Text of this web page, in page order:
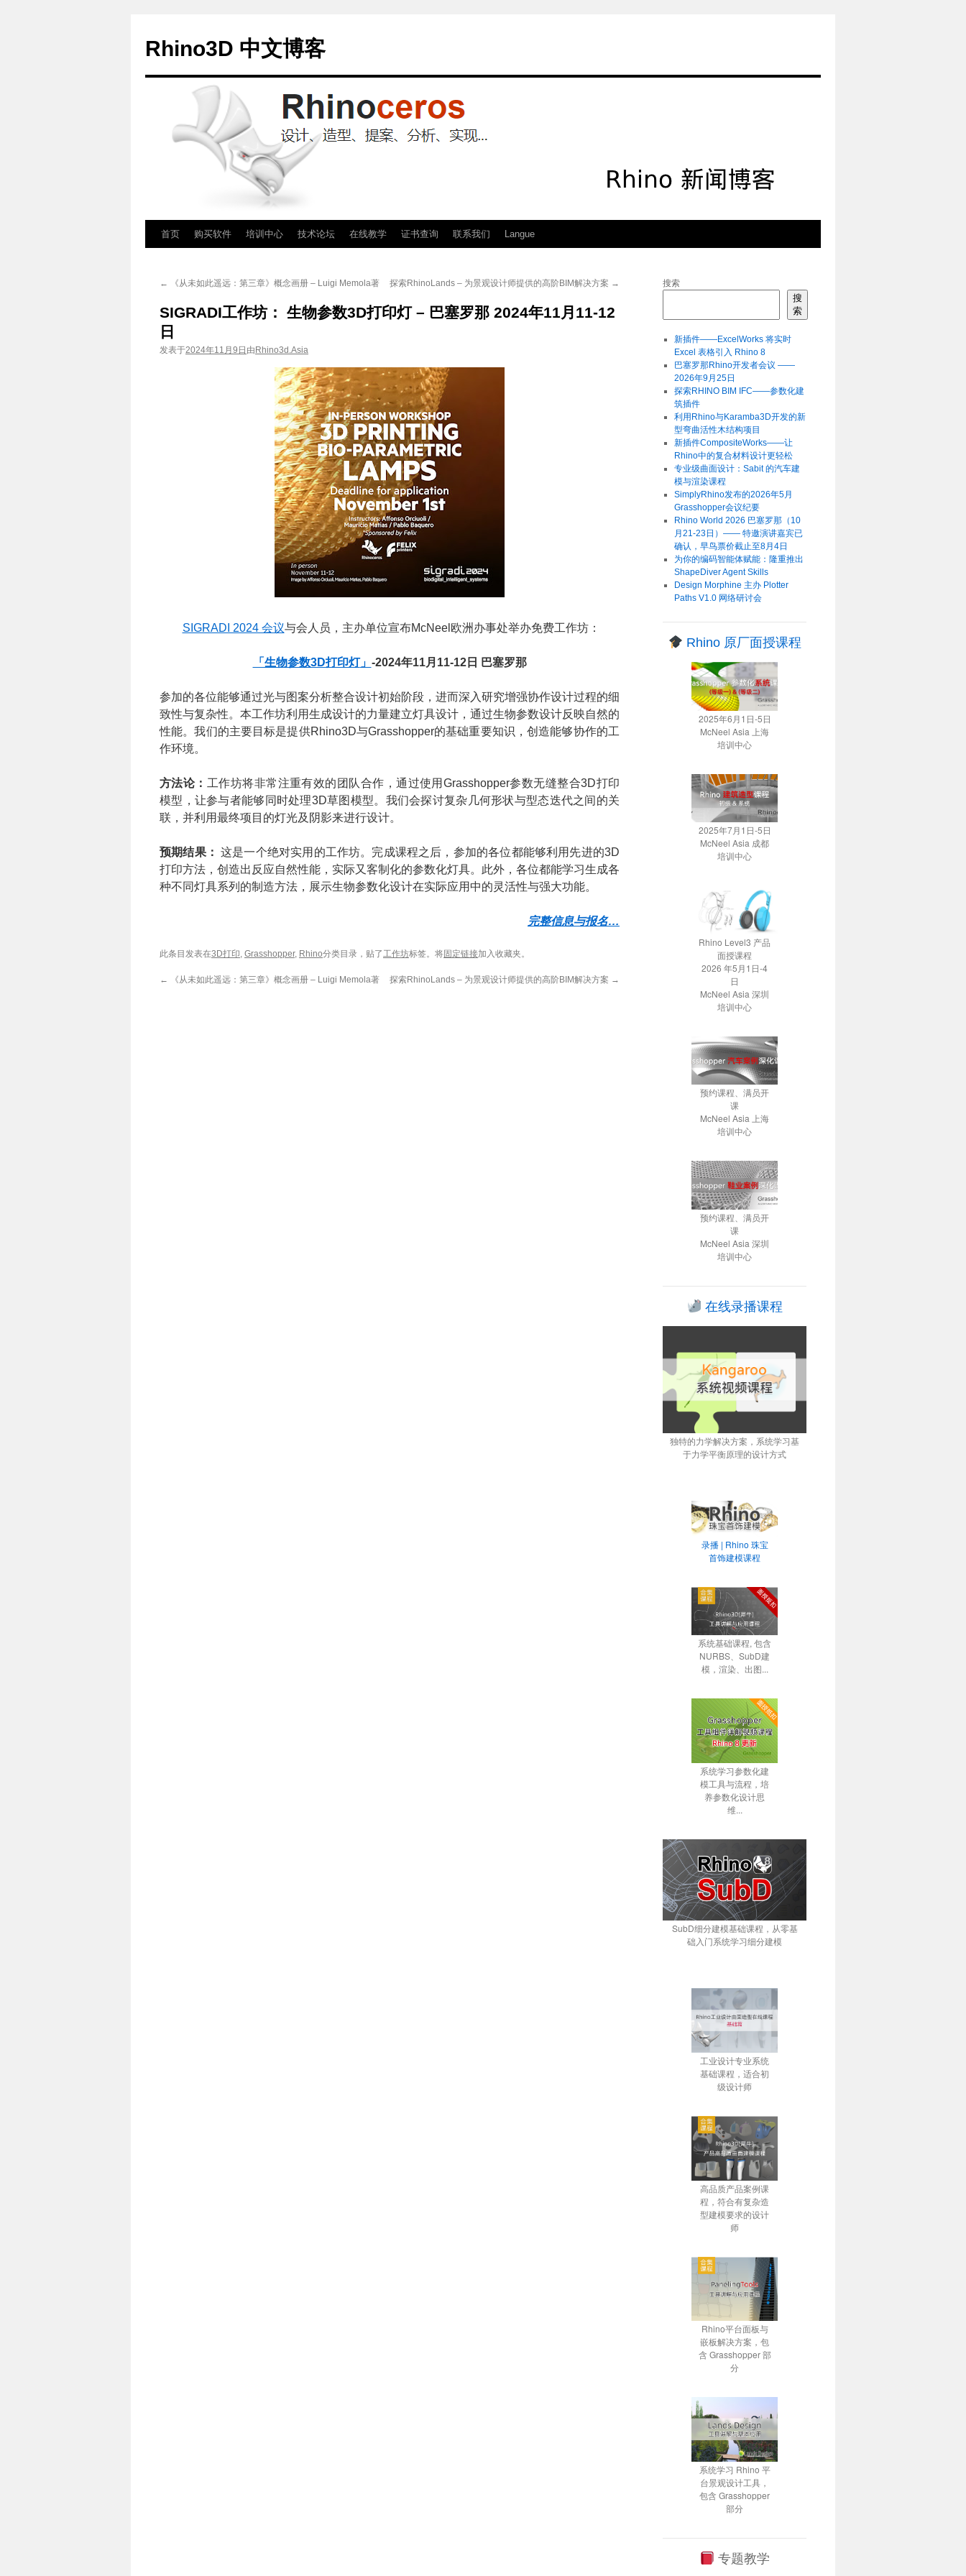
Rhino3D 中文博客
文
首页 购买软件 培训中心 技术论坛 在线教学 证书查询 联系我们 Langue
← 《从未如此遥远：第三章》概念画册 – Luigi Memola著 探索RhinoLands – 为景观设计师提供的高阶BIM解决方案 →
SIGRADI工作坊： 生物参数3D打印灯 – 巴塞罗那 2024年11月11-12
日
发表于2024年11月9日 由 Rhino3d.Asia
SIGRADI 2024 会议与会人员，主办单位宣布McNeel欧洲办事处举办免费工作坊：
「生物参数3D打印灯」 -2024年11月11-12日 巴塞罗那
参加的各位能够通过光与图案分析整合设计初始阶段，进而深入研究增强协作设计过程的细
致性与复杂性。本工作坊利用生成设计的力量建立灯具设计，通过生物参数设计反映自然的
性能。我们的主要目标是提供Rhino3D与Grasshopper的基础重要知识，创造能够协作的工
作环境。
方法论： 工作坊将非常注重有效的团队合作，通过使用Grasshopper参数无缝整合3D打印
模型，让参与者能够同时处理3D草图模型。我们会探讨复杂几何形状与型态迭代之间的关
联，并利用最终项目的灯光及阴影来进行设计。
预期结果： 这是一个绝对实用的工作坊。完成课程之后，参加的各位都能够利用先进的3D
打印方法，创造出反应自然性能，实际又客制化的参数化灯具。此外，各位都能学习生成各
种不同灯具系列的制造方法，展示生物参数化设计在实际应用中的灵活性与强大功能。
完整信息与报名…
此条目发表在3D打印, Grasshopper, Rhino分类目录，贴了工作坊标签。将固定链接加入收藏夹。
← 《从未如此遥远：第三章》概念画册 – Luigi Memola著 探索RhinoLands – 为景观设计师提供的高阶BIM解决方案 →
搜索
搜
索
新插件——ExcelWorks 将实时
Excel 表格引入 Rhino 8
巴塞罗那Rhino开发者会议 ——
2026年9月25日
探索RHINO BIM IFC——参数化建
筑插件
利用Rhino与Karamba3D开发的新
型弯曲活性木结构项目
新插件CompositeWorks——让
Rhino中的复合材料设计更轻松
专业级曲面设计：Sabit 的汽车建
模与渲染课程
SimplyRhino发布的2026年5月
Grasshopper会议纪要
Rhino World 2026 巴塞罗那（10
月21-23日）—— 特邀演讲嘉宾已
确认，早鸟票价截止至8月4日
为你的编码智能体赋能：隆重推出
ShapeDiver Agent Skills
Design Morphine 主办 Plotter
Paths V1.0 网络研讨会
Rhino 原厂面授课程
2025年6月1日-5日
McNeel Asia 上海
培训中心
2025年7月1日-5日
McNeel Asia 成都
培训中心
Rhino Level3 产品
面授课程
2026 年5月1日-4
日
McNeel Asia 深圳
培训中心
预约课程、满员开
课
McNeel Asia 上海
培训中心
预约课程、满员开
课
McNeel Asia 深圳
培训中心
在线录播课程
独特的力学解决方案，系统学习基
于力学平衡原理的设计方式
录播 | Rhino 珠宝
首饰建模课程
系统基础课程, 包含
NURBS、SubD建
模，渲染、出图...
系统学习参数化建
模工具与流程，培
养参数化设计思
维...
SubD细分建模基础课程，从零基
础入门系统学习细分建模
工业设计专业系统
基础课程，适合初
级设计师
高品质产品案例课
程，符合有复杂造
型建模要求的设计
师
Rhino平台面板与
嵌板解决方案，包
含 Grasshopper 部
分
系统学习 Rhino 平
台景观设计工具，
包含 Grasshopper
部分
专题教学